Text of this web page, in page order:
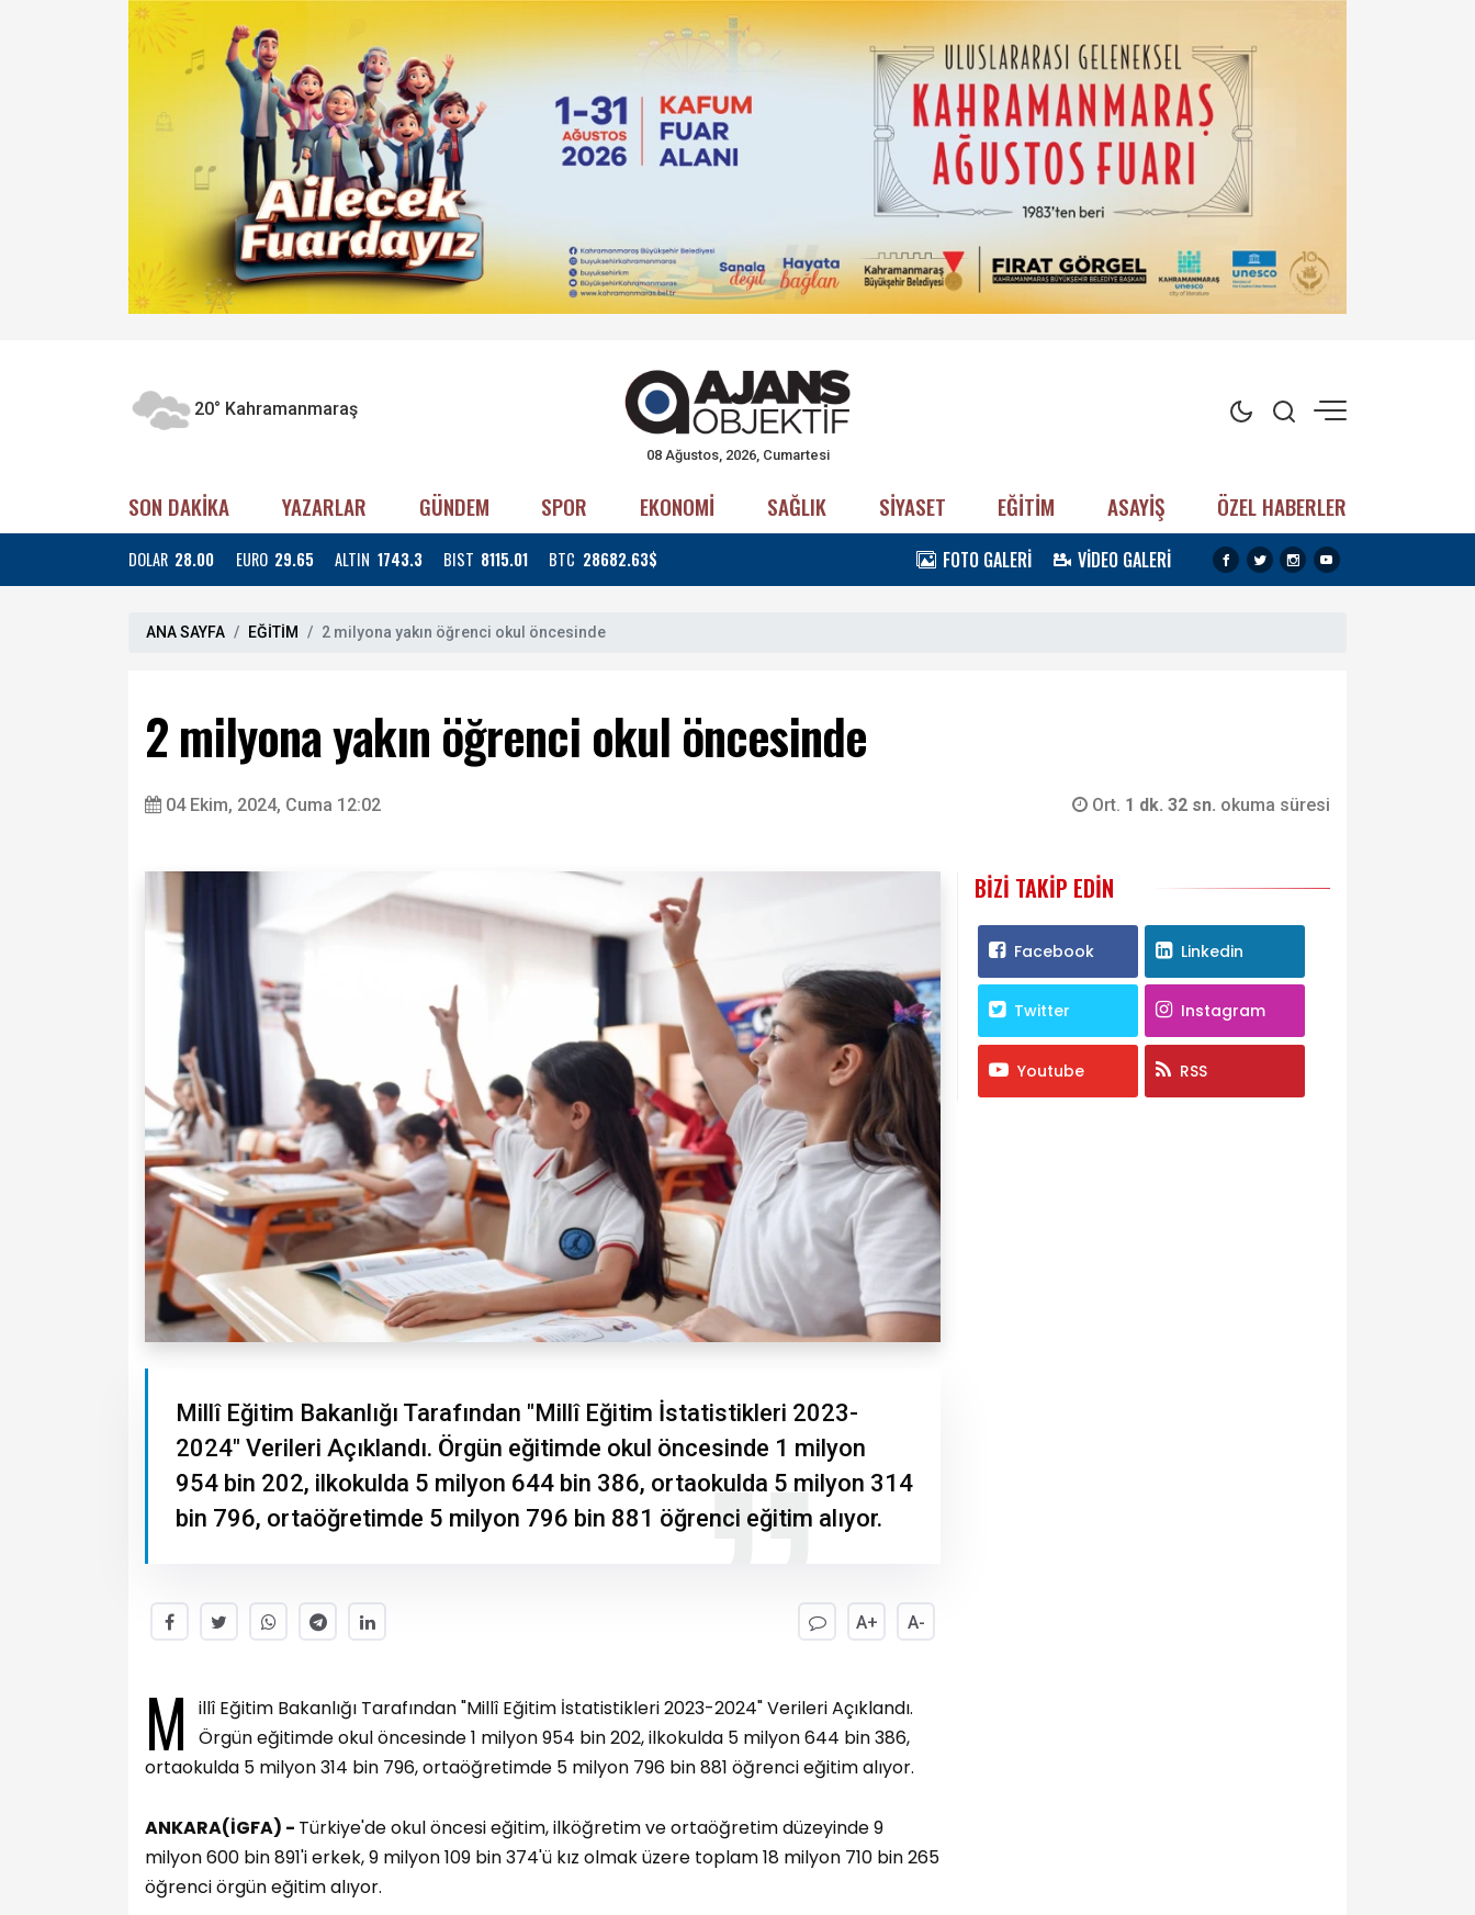
20° Kahramanmaraş
08 Ağustos, 2026, Cumartesi
SON DAKİKA YAZARLAR GÜNDEM SPOR EKONOMİ SAĞLIK SİYASET EĞİTİM ASAYİŞ ÖZEL HABERLER
DOLAR 28.00 EURO 29.65 ALTIN 1743.3 BIST 8115.01 BTC 28682.63$ FOTO GALERİ VİDEO GALERİ
ANA SAYFA EĞİTİM 2 milyona yakın öğrenci okul öncesinde
2 milyona yakın öğrenci okul öncesinde
04 Ekim, 2024, Cuma 12:02 Ort. 1 dk. 32 sn. okuma süresi
Millî Eğitim Bakanlığı Tarafından "Millî Eğitim İstatistikleri 2023-
2024" Verileri Açıklandı. Örgün eğitimde okul öncesinde 1 milyon
954 bin 202, ilkokulda 5 milyon 644 bin 386, ortaokulda 5 milyon 314
bin 796, ortaöğretimde 5 milyon 796 bin 881 öğrenci eğitim alıyor.
A+ A-
M
illî Eğitim Bakanlığı Tarafından "Millî Eğitim İstatistikleri 2023-2024" Verileri Açıklandı.
Örgün eğitimde okul öncesinde 1 milyon 954 bin 202, ilkokulda 5 milyon 644 bin 386,
ortaokulda 5 milyon 314 bin 796, ortaöğretimde 5 milyon 796 bin 881 öğrenci eğitim alıyor.
ANKARA(İGFA) - Türkiye'de okul öncesi eğitim, ilköğretim ve ortaöğretim düzeyinde 9
milyon 600 bin 891'i erkek, 9 milyon 109 bin 374'ü kız olmak üzere toplam 18 milyon 710 bin 265
öğrenci örgün eğitim alıyor.
BIZI TAKIP EDIN
Facebook Linkedin
Twitter Instagram
Youtube RSS